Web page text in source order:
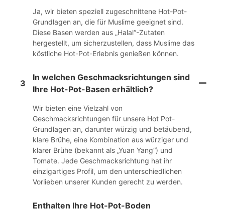
Ja, wir bieten speziell zugeschnittene Hot-Pot-
Grundlagen an, die für Muslime geeignet sind.
Diese Basen werden aus „Halal“-Zutaten
hergestellt, um sicherzustellen, dass Muslime das
köstliche Hot-Pot-Erlebnis genießen können.
3
In welchen Geschmacksrichtungen sind
Ihre Hot-Pot-Basen erhältlich?
Wir bieten eine Vielzahl von
Geschmacksrichtungen für unsere Hot Pot-
Grundlagen an, darunter würzig und betäubend,
klare Brühe, eine Kombination aus würziger und
klarer Brühe (bekannt als „Yuan Yang“) und
Tomate. Jede Geschmacksrichtung hat ihr
einzigartiges Profil, um den unterschiedlichen
Vorlieben unserer Kunden gerecht zu werden.
Enthalten Ihre Hot-Pot-Boden